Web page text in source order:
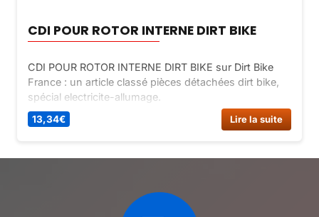
CDI POUR ROTOR INTERNE DIRT BIKE
CDI POUR ROTOR INTERNE DIRT BIKE sur Dirt Bike
France : un article classé pièces détachées dirt bike,
spécial electricite-allumage.
13,34€ Lire la suite